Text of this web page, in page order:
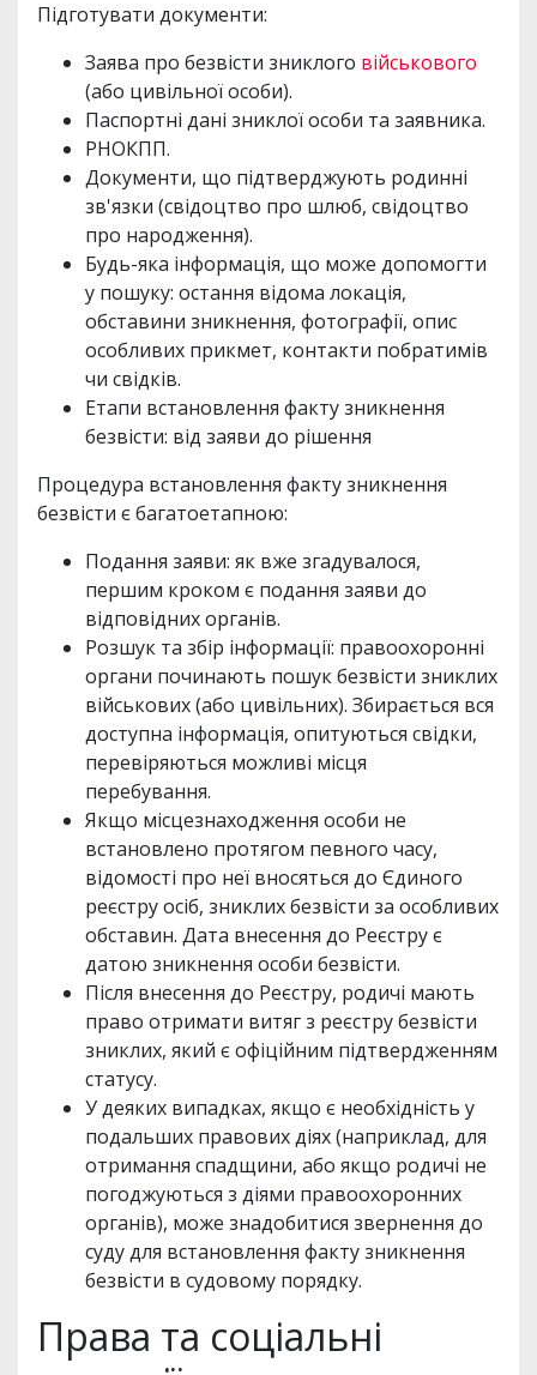
Підготувати документи:
Заява про безвісти зниклого військового
(або цивільної особи).
Паспортні дані зниклої особи та заявника.
РНОКПП.
Документи, що підтверджують родинні
зв'язки (свідоцтво про шлюб, свідоцтво
про народження).
Будь-яка інформація, що може допомогти
у пошуку: остання відома локація,
обставини зникнення, фотографії, опис
особливих прикмет, контакти побратимів
чи свідків.
Етапи встановлення факту зникнення
безвісти: від заяви до рішення
Процедура встановлення факту зникнення
безвісти є багатоетапною:
Подання заяви: як вже згадувалося,
першим кроком є подання заяви до
відповідних органів.
Розшук та збір інформації: правоохоронні
органи починають пошук безвісти зниклих
військових (або цивільних). Збирається вся
доступна інформація, опитуються свідки,
перевіряються можливі місця
перебування.
Якщо місцезнаходження особи не
встановлено протягом певного часу,
відомості про неї вносяться до Єдиного
реєстру осіб, зниклих безвісти за особливих
обставин. Дата внесення до Реєстру є
датою зникнення особи безвісти.
Після внесення до Реєстру, родичі мають
право отримати витяг з реєстру безвісти
зниклих, який є офіційним підтвердженням
статусу.
У деяких випадках, якщо є необхідність у
подальших правових діях (наприклад, для
отримання спадщини, або якщо родичі не
погоджуються з діями правоохоронних
органів), може знадобитися звернення до
суду для встановлення факту зникнення
безвісти в судовому порядку.
Права та соціальні